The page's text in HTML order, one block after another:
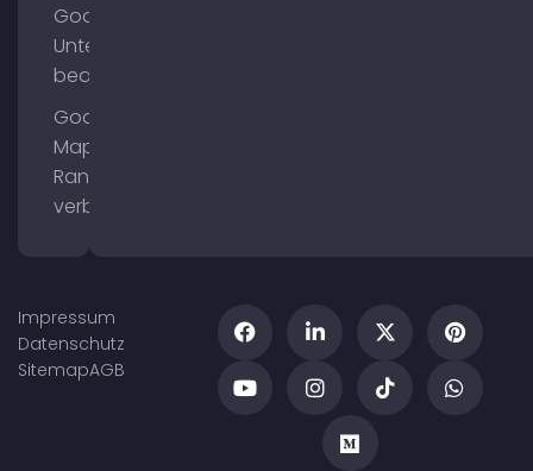
Google
Unternehmensprofil
bearbeiten
Google
Maps
Ranking
verbessern
Impressum
Datenschutz
SitemapAGB